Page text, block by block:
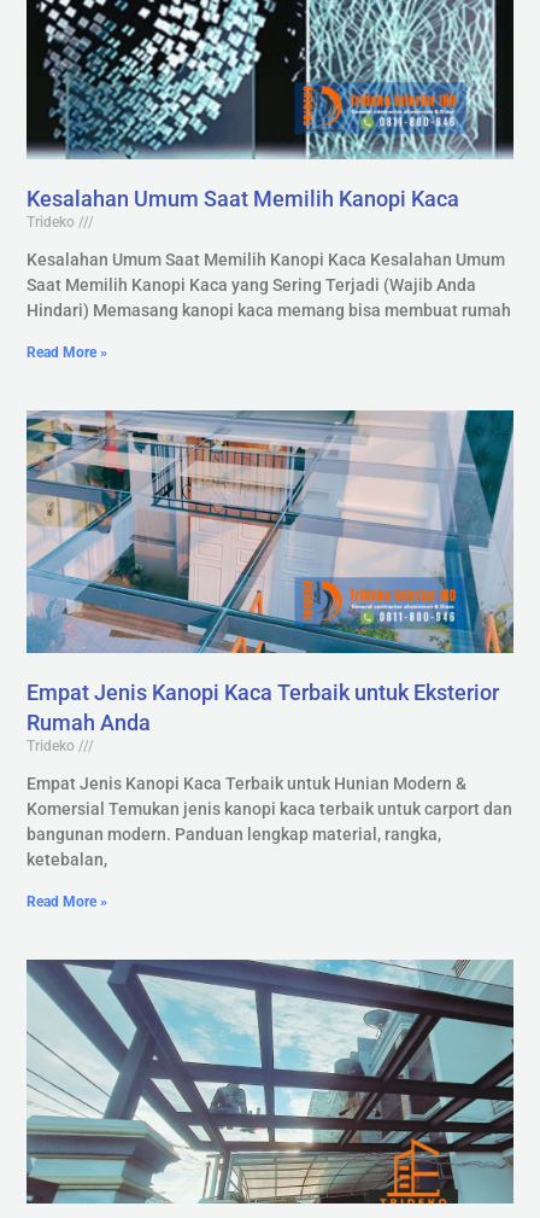
Kesalahan Umum Saat Memilih Kanopi Kaca
Trideko
Kesalahan Umum Saat Memilih Kanopi Kaca Kesalahan Umum
Saat Memilih Kanopi Kaca yang Sering Terjadi (Wajib Anda
Hindari) Memasang kanopi kaca memang bisa membuat rumah
Read More »
Empat Jenis Kanopi Kaca Terbaik untuk Eksterior
Rumah Anda
Trideko
Empat Jenis Kanopi Kaca Terbaik untuk Hunian Modern &
Komersial Temukan jenis kanopi kaca terbaik untuk carport dan
bangunan modern. Panduan lengkap material, rangka,
ketebalan,
Read More »